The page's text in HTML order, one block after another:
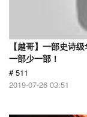
【越哥】一部史诗
一部少一部！
# 511
2019-07-26 03:51